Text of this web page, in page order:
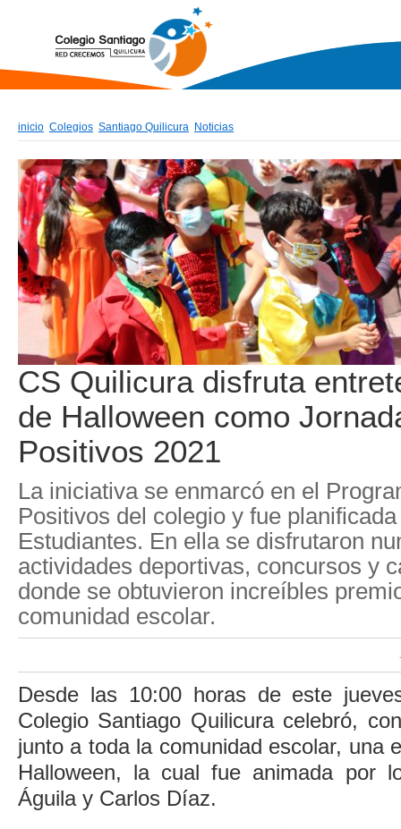
inicio Colegios Santiago Quilicura Noticias
CS Quilicura disfruta
de Halloween como
Positivos 2021
La iniciativa se enmarcó en el
Positivos del colegio y fue
Estudiantes. En ella se disfrutaron
actividades deportivas, concursos y
donde se obtuvieron increíbles
comunidad escolar.
Desde las 10:00 horas de este
Colegio Santiago Quilicura celebró,
junto a toda la comunidad escolar, una
Halloween, la cual fue animada por
Águila y Carlos Díaz.